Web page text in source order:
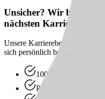
Unsicher? Wir beraten
nächsten Karriereschritt
Unsere Karriereberater finden
sich persönlich bei dir zurück.
100 % kostenlos &
Persönliche Beratung